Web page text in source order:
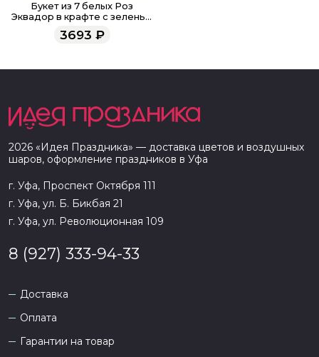
Букет из 7 белых Роз
Эквадор в крафте с зеленью
3693 ₽
2026 «Идея Праздника» — доставка цветов и воздушных
шаров, оформление праздников в Уфа
г. Уфа, Проспект Октября 111
г. Уфа, ул. Б. Бикбая 21
г. Уфа, ул. Революционная 109
8 (927) 333-94-33
Доставка
Оплата
Гарантии на товар